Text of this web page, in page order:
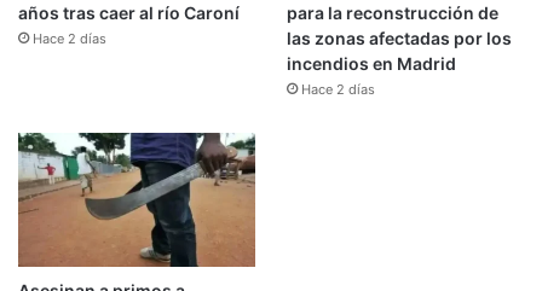
años tras caer al río Caroní
Hace 2 días
para la reconstrucción de
las zonas afectadas por los
incendios en Madrid
Hace 2 días